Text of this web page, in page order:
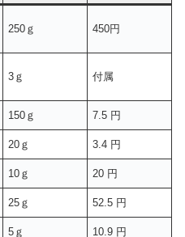
250ｇ 450円
3ｇ 付属
150ｇ 7.5 円
20ｇ 3.4 円
10ｇ 20 円
25ｇ 52.5 円
5ｇ 10.9 円